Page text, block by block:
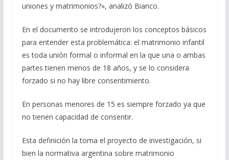
uniones y matrimonios?», analizó Bianco.
En el documento se introdujeron los conceptos básicos
para entender esta problemática: el matrimonio infantil
es toda unión formal o informal en la que una o ambas
partes tienen menos de 18 años, y se lo considera
forzado si no hay libre consentimiento.
En personas menores de 15 es siempre forzado ya que
no tienen capacidad de consentir.
Esta definición la toma el proyecto de investigación, si
bien la normativa argentina sobre matrimonio